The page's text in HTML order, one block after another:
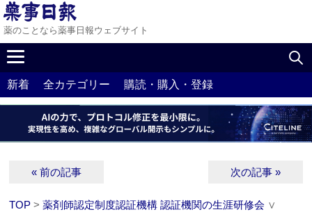
薬のことなら薬事日報ウェブサイト
新着 全カテゴリー 購読・購入・登録
« 前の記事 次の記事 »
TOP >薬剤師認定制度認証機構 認証機関の生涯研修会 ∨